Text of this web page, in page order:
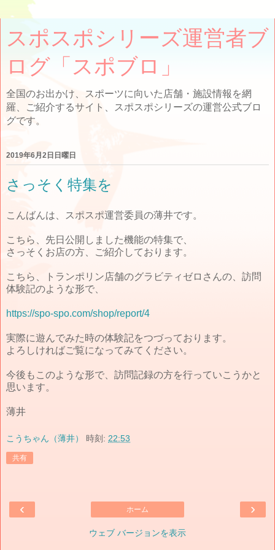
スポスポシリーズ運営者ブ
ログ「スポブロ」
全国のお出かけ、スポーツに向いた店舗・施設情報を網
羅、ご紹介するサイト、スポスポシリーズの運営公式ブロ
グです。
2019年6月2日日曜日
さっそく特集を
こんばんは、スポスポ運営委員の薄井です。
こちら、先日公開しました機能の特集で、
さっそくお店の方、ご紹介しております。
こちら、トランポリン店舗のグラビティゼロさんの、訪問
体験記のような形で、
https://spo-spo.com/shop/report/4
実際に遊んでみた時の体験記をつづっております。
よろしければご覧になってみてください。
今後もこのような形で、訪問記録の方を行っていこうかと
思います。
薄井
こうちゃん（薄井） 時刻: 22:53
共有
‹ ›
ホーム
ウェブ バージョンを表示